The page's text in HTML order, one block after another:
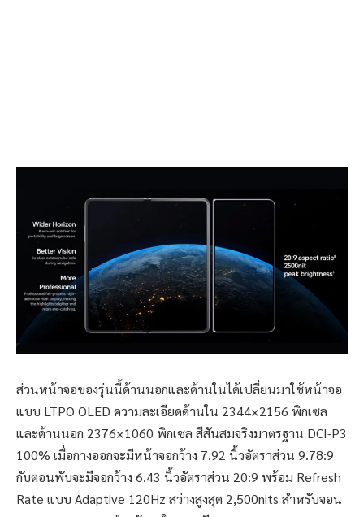
ส่วนหน้าจอของรุ่นนี้ด้านนอกและด้านในได้เปลี่ยนมาใช้หน้าจอ
แบบ LTPO OLED ความละเอียดด้านใน 2344×2156 พิกเซล
และด้านนอก 2376×1060 พิกเซล สีสันสมจริงมาตรฐาน DCI-P3
100% เมื่อกางออกจะมีหน้าจอกว้าง 7.92 นิ้วอัตราส่วน 9.78:9
กับตอนพับจะมีจอกว้าง 6.43 นิ้วอัตราส่วน 20:9 พร้อม Refresh
Rate แบบ Adaptive 120Hz สว่างสูงสุด 2,500nits สำหรับจอน